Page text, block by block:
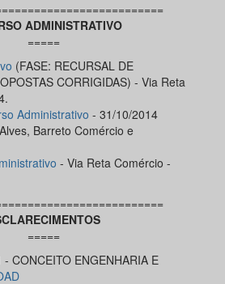
ADMINISTRATIVO
=====
(FASE: RECURSAL DE
CORRIGIDAS) - Via Reta
Administrativo - 31/10/2014
Barreto Comércio e
- Via Reta Comércio -
=====
CONCEITO ENGENHARIA E